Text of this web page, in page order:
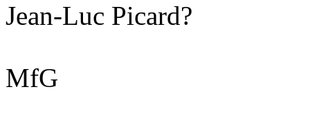
Jean-Luc Picard?
MfG